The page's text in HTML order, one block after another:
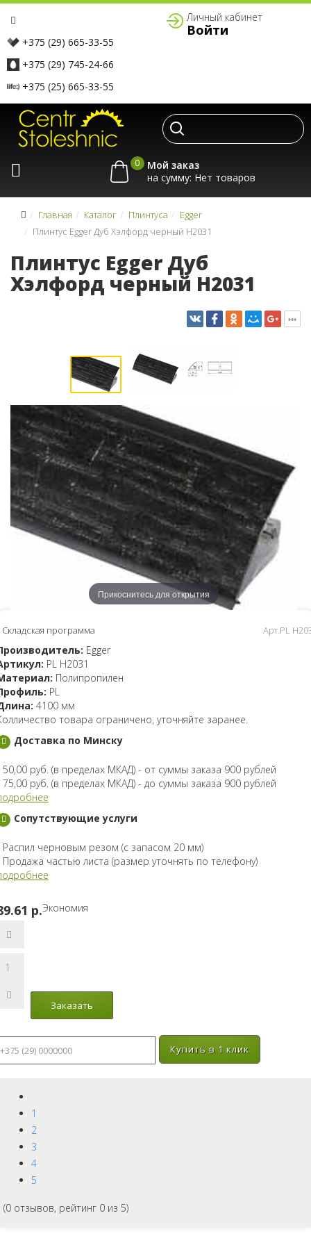
+375 (29) 665-33-55
+375 (29) 745-24-66
+375 (25) 665-33-55
Личный кабинет
Войти
0
Мой заказ
на сумму:
Главная Каталог Плинтуса
Egger
Плинтус Egger Дуб Хэлфорд черный H2031
Плинтус Egger Дуб
Хэлфорд черный H2031
Прикоснитесь для открытия
Складская программа Арт.PL
Egger
PL H2031
Полипропилен
PL
4100 мм
товара ограничено, уточняйте заранее.
Доставка по Минску
50,00 руб. (в пределах МКАД) - от суммы заказа 900 рублей
75,00 руб. (в пределах МКАД) - до суммы заказа 900 рублей
Сопутствующие услуги
Распил черновым резом (с запасом 20 мм)
Продажа частью листа (размер уточнять по телефону)
p.Экономия
Купить в 1 клик
1
2
3
4
5
(0 отзывов, рейтинг 0 из 5)